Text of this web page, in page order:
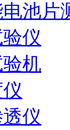
池片
仪
机
仪